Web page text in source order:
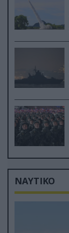
ΝΑΥΤΙΚΟ